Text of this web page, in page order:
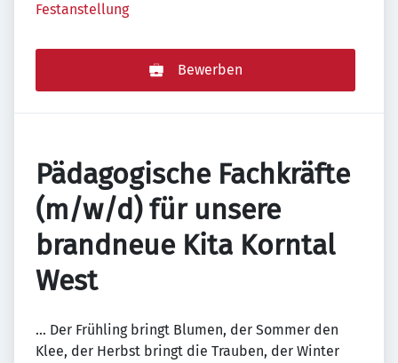
Festanstellung
Bewerben
Pädagogische Fachkräfte
(m/w/d) für unsere
brandneue Kita Korntal
West
... Der Frühling bringt Blumen, der Sommer den
Klee, der Herbst bringt die Trauben, der Winter